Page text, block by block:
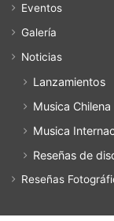
Eventos
Galería
Noticias
Lanzamientos
Musica Chilena
Musica
Reseñas de
Reseñas